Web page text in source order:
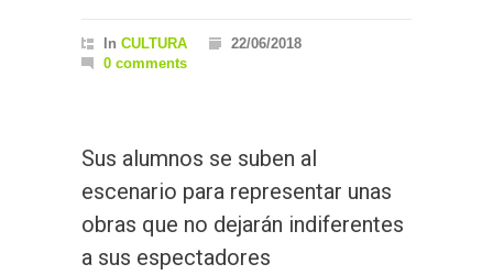
In CULTURA
22/06/2018
0 comments
Sus alumnos se suben al
escenario para representar unas
obras que no dejarán indiferentes
a sus espectadores